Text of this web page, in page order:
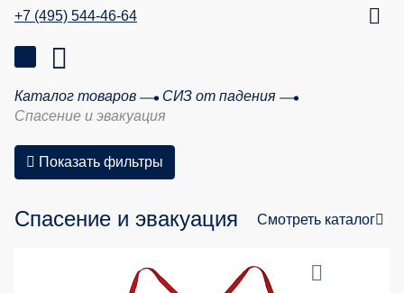
+7 (495) 544-46-64
Каталог товаров
СИЗ от падения
Спасение и эвакуация
Показать фильтры
Спасение и эвакуация Смотреть каталог